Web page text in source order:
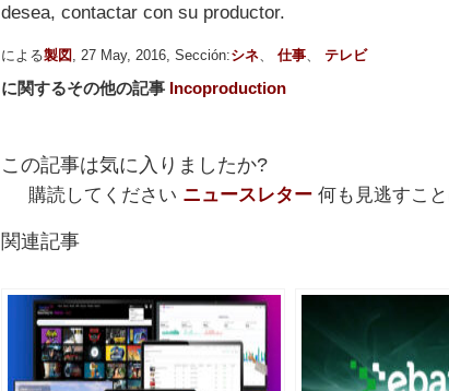
desea, contactar con su productor.
による製図 , 27 May, 2016, Sección:シネ 仕事 テレビ
に関するその他の記事 Incoproduction
この記事は気に入りましたか?
購読してください ニュースレター 何も見逃すこと
関連記事